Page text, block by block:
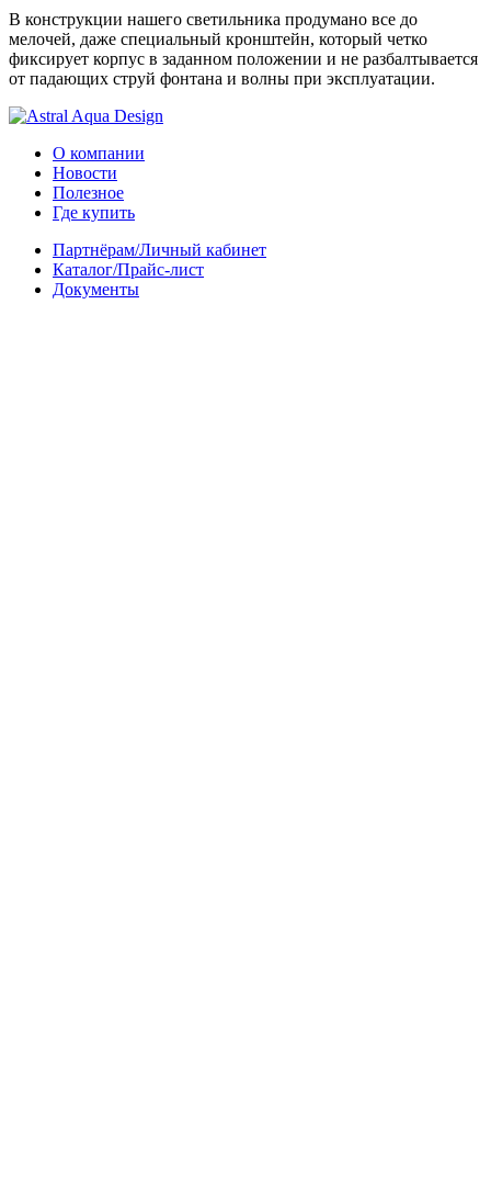
В конструкции нашего светильника продумано все до
мелочей, даже специальный кронштейн, который четко
фиксирует корпус в заданном положении и не разбалтывается
от падающих струй фонтана и волны при эксплуатации.
О компании
Новости
Полезное
Где купить
Партнёрам/Личный кабинет
Каталог/Прайс-лист
Документы